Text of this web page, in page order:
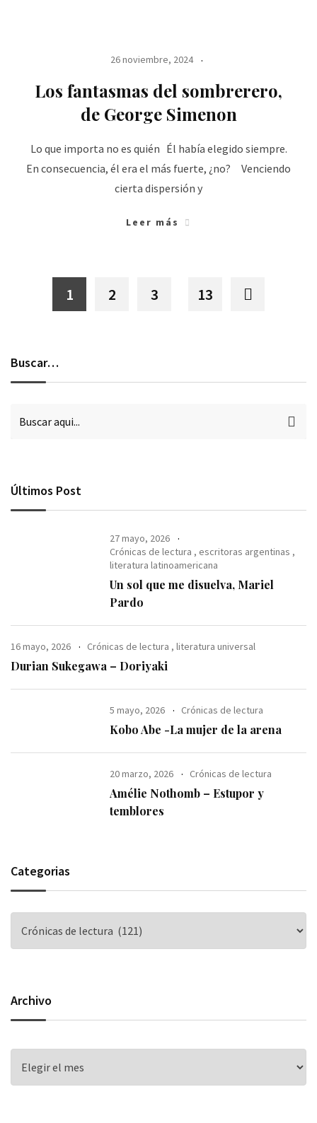
26 noviembre, 2024
Los fantasmas del sombrerero,
de George Simenon
Lo que importa no es quién Él había elegido siempre.
En consecuencia, él era el más fuerte, ¿no? Venciendo
cierta dispersión y
Leer más
1 2 3 13
Buscar…
Últimos Post
27 mayo, 2026
Crónicas de lectura , escritoras argentinas ,
literatura latinoamericana
Un sol que me disuelva, Mariel
Pardo
16 mayo, 2026 Crónicas de lectura , literatura universal
Durian Sukegawa – Doriyaki
5 mayo, 2026 Crónicas de lectura
Kobo Abe -La mujer de la arena
20 marzo, 2026 Crónicas de lectura
Amélie Nothomb – Estupor y
temblores
Categorias
Archivo